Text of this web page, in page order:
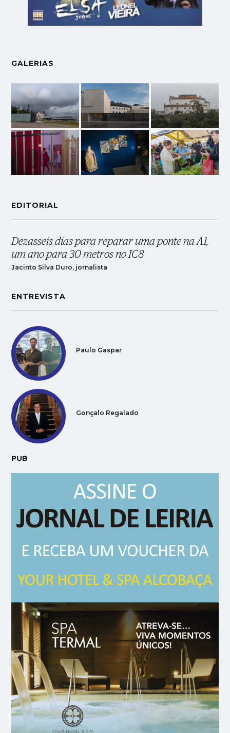
GALERIAS
EDITORIAL
Dezasseis dias para reparar uma ponte na A1,
um ano para 30 metros no IC8
Jacinto Silva Duro, jornalista
ENTREVISTA
Paulo Gaspar
Gonçalo Regalado
PUB